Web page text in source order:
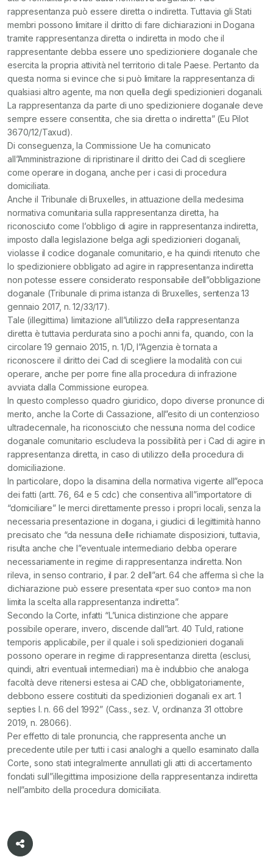
rappresentanza può essere diretta o indiretta. Tuttavia gli Stati
membri possono limitare il diritto di fare dichiarazioni in Dogana
tramite rappresentanza diretta o indiretta in modo che il
rappresentante debba essere uno spedizioniere doganale che
esercita la propria attività nel territorio di tale Paese. Pertanto da
questa norma si evince che si può limitare la rappresentanza di
qualsiasi altro agente, ma non quella degli spedizionieri doganali.
La rappresentanza da parte di uno spedizioniere doganale deve
sempre essere consentita, che sia diretta o indiretta” (Eu Pilot
3670/12/Taxud).
Di conseguenza, la Commissione Ue ha comunicato
all”Amministrazione di ripristinare il diritto dei Cad di scegliere
come operare in dogana, anche per i casi di procedura
domiciliata.
Anche il Tribunale di Bruxelles, in attuazione della medesima
normativa comunitaria sulla rappresentanza diretta, ha
riconosciuto come l’obbligo di agire in rappresentanza indiretta,
imposto dalla legislazione belga agli spedizionieri doganali,
violasse il codice doganale comunitario, e ha quindi ritenuto che
lo spedizioniere obbligato ad agire in rappresentanza indiretta
non potesse essere considerato responsabile dell”obbligazione
doganale (Tribunale di prima istanza di Bruxelles, sentenza 13
gennaio 2017, n. 12/33/17).
Tale (illegittima) limitazione all”utilizzo della rappresentanza
diretta è tuttavia perdurata sino a pochi anni fa, quando, con la
circolare 19 gennaio 2015, n. 1/D, l”Agenzia è tornata a
riconoscere il diritto dei Cad di scegliere la modalità con cui
operare, anche per porre fine alla procedura di infrazione
avviata dalla Commissione europea.
In questo complesso quadro giuridico, dopo diverse pronunce di
merito, anche la Corte di Cassazione, all”esito di un contenzioso
ultradecennale, ha riconosciuto che nessuna norma del codice
doganale comunitario escludeva la possibilità per i Cad di agire in
rappresentanza diretta, in caso di utilizzo della procedura di
domiciliazione.
In particolare, dopo la disamina della normativa vigente all”epoca
dei fatti (artt. 76, 64 e 5 cdc) che consentiva all”importatore di
“domiciliare” le merci direttamente presso i propri locali, senza la
necessaria presentazione in dogana, i giudici di legittimità hanno
precisato che “da nessuna delle richiamate disposizioni, tuttavia,
risulta anche che l”eventuale intermediario debba operare
necessariamente in regime di rappresentanza indiretta. Non
rileva, in senso contrario, il par. 2 dell”art. 64 che afferma sì che la
dichiarazione può essere presentata «per suo conto» ma non
limita la scelta alla rappresentanza indiretta”.
Secondo la Corte, infatti “L”unica distinzione che appare
possibile operare, invero, discende dall”art. 40 Tuld, ratione
temporis applicabile, per il quale i soli spedizionieri doganali
possono operare in regime di rappresentanza diretta (esclusi,
quindi, altri eventuali intermediari) ma è indubbio che analoga
facoltà deve ritenersi estesa ai CAD che, obbligatoriamente,
debbono essere costituiti da spedizionieri doganali ex art. 1
septies l. n. 66 del 1992” (Cass., sez. V, ordinanza 31 ottobre
2019, n. 28066).
Per effetto di tale pronuncia, che rappresenta anche un
precedente utile per tutti i casi analoghi a quello esaminato dalla
Corte, sono stati integralmente annullati gli atti di accertamento
fondati sull”illegittima imposizione della rappresentanza indiretta
nell”ambito della procedura domiciliata.